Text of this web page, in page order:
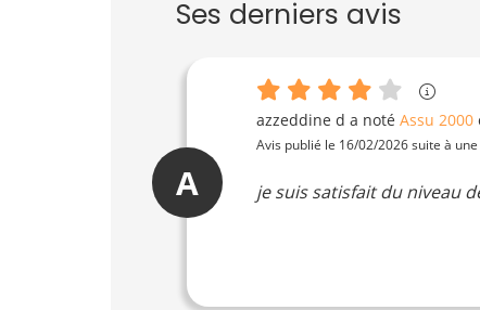
Ses derniers avis
A
azzeddine d a noté Assu 2000
Avis publié le 16/02/2026 suite à
je suis satisfait du niveau